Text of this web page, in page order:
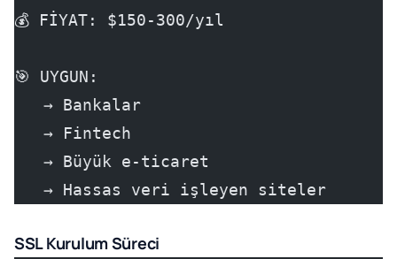
💰 FİYAT: $150-300/yıl
🎯 UYGUN:
   → Bankalar
   → Fintech
   → Büyük e-ticaret
   → Hassas veri işleyen siteler
SSL Kurulum Süreci